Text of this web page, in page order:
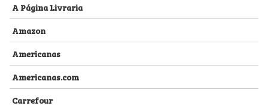
A Página Livraria
Amazon
Americanas
Americanas.com
Carrefour